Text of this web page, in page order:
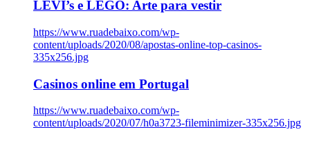
LEVI’s e LEGO: Arte para vestir
https://www.ruadebaixo.com/wp-
content/uploads/2020/08/apostas-online-top-casinos-
335x256.jpg
Casinos online em Portugal
https://www.ruadebaixo.com/wp-
content/uploads/2020/07/h0a3723-fileminimizer-335x256.jpg